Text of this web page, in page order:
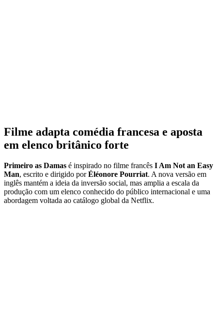
Filme adapta comédia francesa e aposta
em elenco britânico forte
Primeiro as Damas é inspirado no filme francês I Am Not an Easy
Man, escrito e dirigido porÉléonore Pourriat. A nova versão em
inglês mantém a ideia da inversão social, mas amplia a escala da
produção com um elenco conhecido do público internacional e uma
abordagem voltada ao catálogo global da Netflix.